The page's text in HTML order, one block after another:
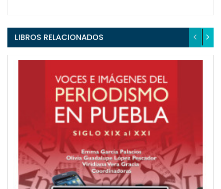
LIBROS RELACIONADOS
QUICKVIEW
WISHLIST